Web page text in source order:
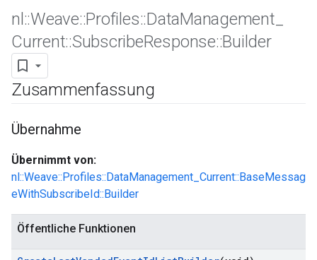
nl ::Weave::Profiles::DataManagement
Current::SubscribeResponse::Builder
Zusammenfassung
Übernahme
Übernimmt von:
nl::Weave::Profiles::DataManagement_Current::BaseMessag
eWithSubscribeId::Builder
Öffentliche Funktionen